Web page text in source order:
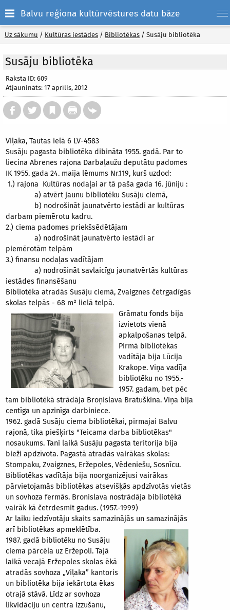
Balvu reģiona kultūrvēstures datu bāze
Uz sākumu / Kultūras iestādes / Bibliotēkas / Susāju bibliotēka
Susāju bibliotēka
Raksta ID: 609
Atjaunināts: 17 aprīlis, 2012
Viļaka, Tautas ielā 6 LV-4583
Susāju pagasta bibliotēka dibināta 1955. gadā. Par to
liecina Abrenes rajona Darbaļaužu deputātu padomes
IK 1955. gada 24. maija lēmums Nr.119, kurš uzdod:
1.) rajona Kultūras nodaļai ar tā paša gada 16. jūniju :
a) atvērt jaunu bibliotēku Susāju ciemā,
b) nodrošināt jaunatvērto iestādi ar kultūras
darbam piemērotu kadru.
2.) ciema padomes priekšsēdētājam
a) nodrošināt jaunatvērto iestādi ar
piemērotām telpām
3.) finansu nodaļas vadītājam
a) nodrošināt savlaicīgu jaunatvērtās kultūras
iestādes finansēšanu
Bibliotēka atradās Susāju ciemā, Zvaigznes četrgadīgās
skolas telpās - 68 m² lielā telpā.
Grāmatu fonds bija
izvietots vienā
apkalpošanas telpā.
Pirmā bibliotēkas
vadītāja bija Lūcija
Krakope. Viņa vadīja
bibliotēku no 1955.-
1957. gadam, bet pēc
tam bibliotēkā strādāja Broņislava Bratuškina. Viņa bija
centīga un apzinīga darbiniece.
1962. gadā Susāju ciema bibliotēkai, pirmajai Balvu
rajonā, tika piešķirts "Teicama darba bibliotēkas"
nosaukums. Tanī laikā Susāju pagasta teritorija bija
bieži apdzīvota. Pagastā atradās vairākas skolas:
Stompaku, Zvaigznes, Eržepoles, Vēdeniešu, Sosnīcu.
Bibliotēkas vadītāja bija noorganizējusi vairākas
pārvietojamās bibliotēkas atsevišķās apdzīvotās vietās
un sovhoza fermās. Bronislava nostrādāja bibliotēkā
vairāk kā četrdesmit gadus. (1957.-1999)
Ar laiku iedzīvotāju skaits samazinājās un samazinājās
arī bibliotēkas apmeklētība.
1987. gadā bibliotēku no Susāju
ciema pārcēla uz Eržepoli. Tajā
laikā vecajā Eržepoles skolas ēkā
atradās sovhoza „Viļaka” kantoris
un bibliotēka bija iekārtota ēkas
otrajā stāvā. Līdz ar sovhoza
likvidāciju un centra izzušanu,